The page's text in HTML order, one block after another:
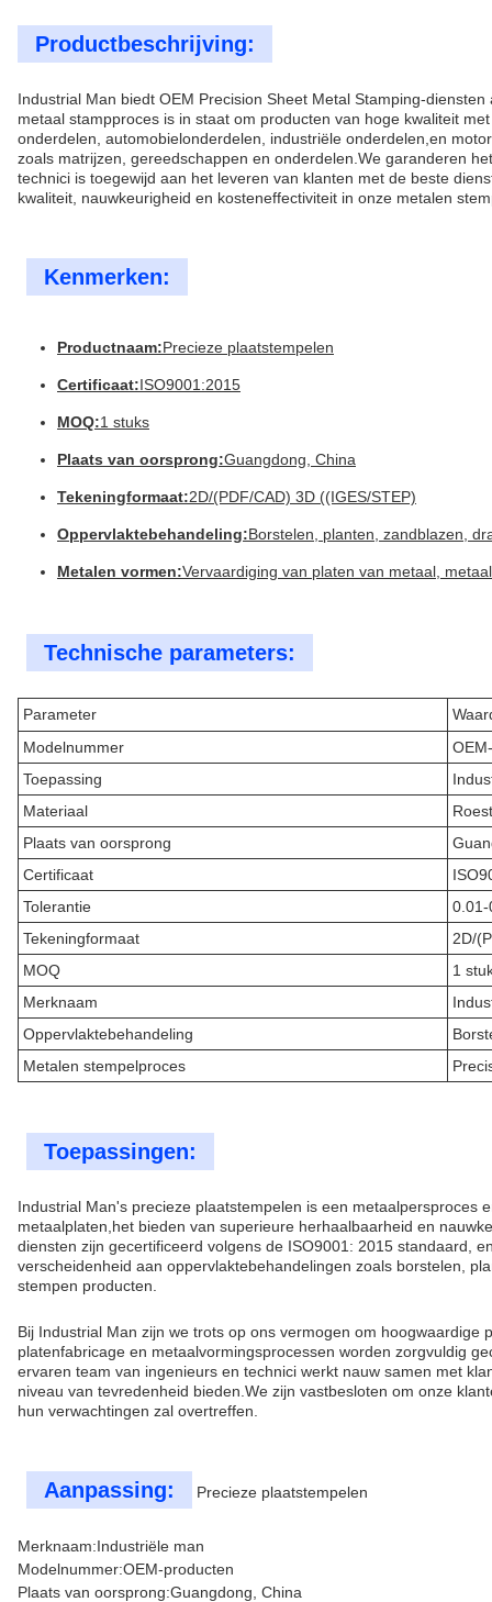
Productbeschrijving:
Industrial Man biedt OEM Precision Sheet Metal Stamping-
metaal stampproces is in staat om producten van hoge kwaliteit
onderdelen, automobielonderdelen, industriële onderdelen,en
zoals matrijzen, gereedschappen en onderdelen.We garanderen
technici is toegewijd aan het leveren van klanten met de beste
kwaliteit, nauwkeurigheid en kosteneffectiviteit in onze metalen
Kenmerken:
Productnaam:Precieze plaatstempelen
Certificaat:ISO9001:2015
MOQ:1 stuks
Plaats van oorsprong:Guangdong, China
Tekeningformaat:2D/(PDF/CAD) 3D ((IGES/STEP)
Oppervlaktebehandeling:Borstelen, planten, zandblazen,
Metalen vormen:Vervaardiging van platen van metaal,
Technische parameters:
Parameter
Modelnummer
Toepassing
Materiaal
Plaats van oorsprong
Certificaat
Tolerantie
0.01-
Tekeningformaat
2D/
MOQ
1
Merknaam
Oppervlaktebehandeling
Metalen stempelproces
Toepassingen:
Industrial Man's precieze plaatstempelen is een
metaalplaten,het bieden van superieure herhaalbaarheid en
diensten zijn gecertificeerd volgens de ISO9001: 2015 standaard,
verscheidenheid aan oppervlaktebehandelingen zoals borstelen,
stempen producten.
Bij Industrial Man zijn we trots op ons vermogen om
platenfabricage en metaalvormingsprocessen worden zorgvuldig
ervaren team van ingenieurs en technici werkt nauw samen met
niveau van tevredenheid bieden.We zijn vastbesloten om onze
hun verwachtingen zal overtreffen.
Aanpassing: Precieze plaatstempelen
Merknaam:Industriële man
Modelnummer:OEM-producten
Plaats van oorsprong:Guangdong, China